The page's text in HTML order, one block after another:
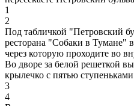
1
2
Под табличкой "Петровский
ресторана "Собаки в Тумане"
через которую проходите во
Во дворе за белой решеткой
крылечко с пятью
3
4